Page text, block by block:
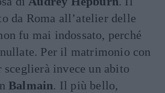
da Roma all’atelier delle
fu mai indossato, perché
Per il matrimonio con
invece un abito
Balmain. Il più bello,